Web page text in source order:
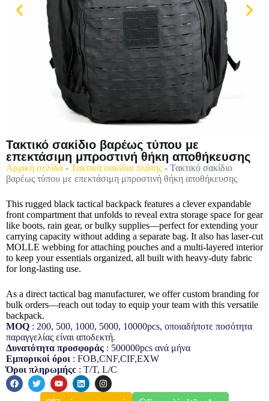
Τακτικό σακίδιο βαρέως τύπου με
επεκτάσιμη μπροστινή θήκη αποθήκευσης
Αρχική σελίδα - Τακτικά σακίδια πλάτης - Τακτικό σακίδιο
βαρέως τύπου με επεκτάσιμη μπροστινή θήκη αποθήκευσης
This rugged black tactical backpack features a clever expandable
front compartment that unfolds to reveal extra storage space for gear
like boots, rain gear, or bulky supplies—perfect for extending your
carrying capacity without adding a separate bag. It also has laser-cut
MOLLE webbing for attaching pouches and a multi-layered interior
to keep your essentials organized, all built with heavy-duty fabric
for long-lasting use.
As a direct tactical bag manufacturer, we offer custom branding for
bulk orders—reach out today to equip your team with this versatile
backpack.
MOQ : 200, 500, 1000, 5000, 10000pcs, οποιαδήποτε ποσότητα
παραγγελίας είναι αποδεκτή.
Δυνατότητα προσφοράς : 500000pcs ανά μήνα
Εμπορικοί όροι : FOB,CNF,CIF,EXW
Όροι πληρωμήςc : T/T, L/C